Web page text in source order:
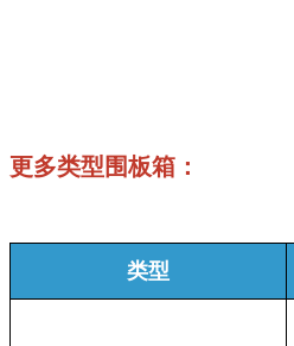
更多类型围板箱：
类型